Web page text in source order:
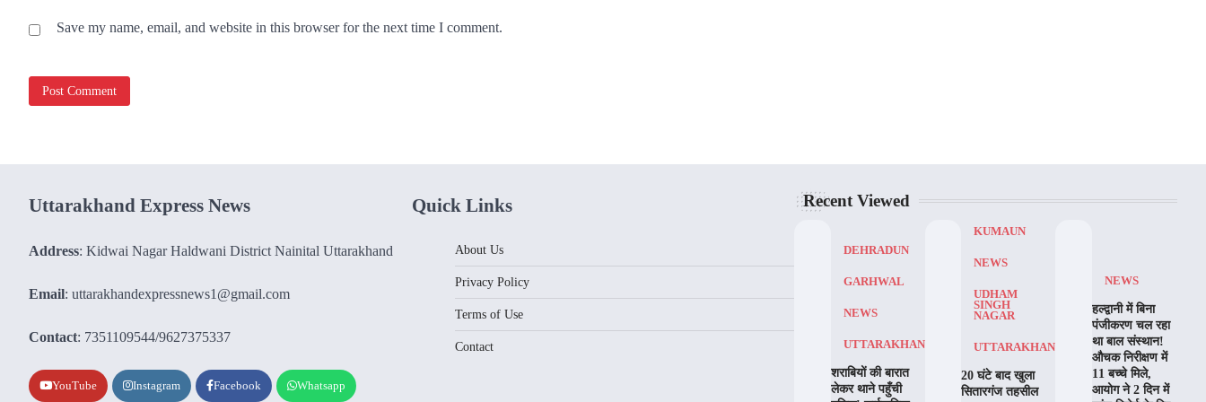
Save my name, email, and website in this browser for the next time I comment.
Uttarakhand Express News
Address: Kidwai Nagar Haldwani District Nainital Uttarakhand
Email: uttarakhandexpressnews1@gmail.com
Contact: 7351109544/9627375337
YouTube Instagram Facebook Whatsapp
Quick Links
About Us
Privacy Policy
Terms of Use
Contact
Recent Viewed
DEHRADUN
GARHWAL
NEWS
UTTARAKHAND
शराबियों की बारात
लेकर थाने पहुँची
KUMAUN
NEWS
UDHAM
SINGH
NAGAR
UTTARAKHAND
20 घंटे बाद खुला
सितारगंज तहसील
NEWS
हल्द्वानी में बिना
पंजीकरण चल रहा
था बाल संस्थान!
औचक निरीक्षण में
11 बच्चे मिले,
आयोग ने 2 दिन में